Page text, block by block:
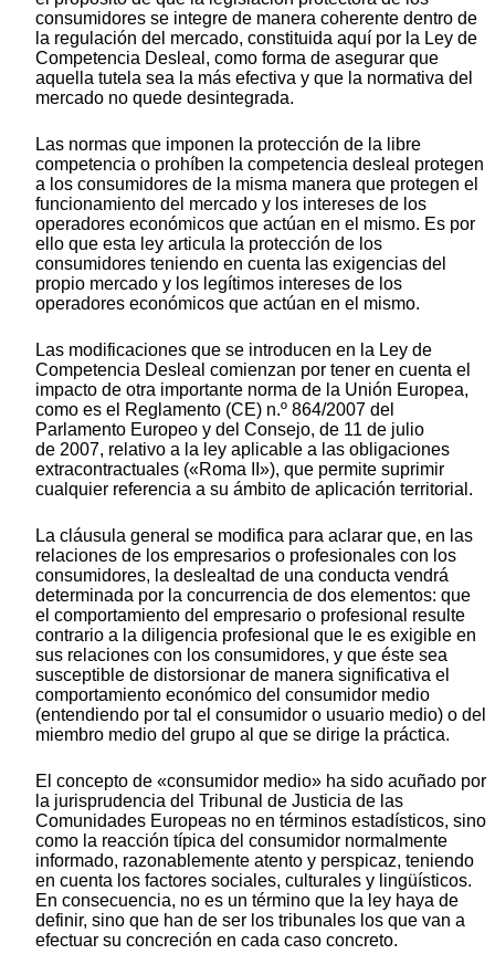
consumidores se integre de manera coherente dentro de
la regulación del mercado, constituida aquí por la Ley de
Competencia Desleal, como forma de asegurar que
aquella tutela sea la más efectiva y que la normativa del
mercado no quede desintegrada.
Las normas que imponen la protección de la libre
competencia o prohíben la competencia desleal protegen
a los consumidores de la misma manera que protegen el
funcionamiento del mercado y los intereses de los
operadores económicos que actúan en el mismo. Es por
ello que esta ley articula la protección de los
consumidores teniendo en cuenta las exigencias del
propio mercado y los legítimos intereses de los
operadores económicos que actúan en el mismo.
Las modificaciones que se introducen en la Ley de
Competencia Desleal comienzan por tener en cuenta el
impacto de otra importante norma de la Unión Europea,
como es el Reglamento (CE) n.º 864/2007 del
Parlamento Europeo y del Consejo, de 11 de julio
de 2007, relativo a la ley aplicable a las obligaciones
extracontractuales («Roma II»), que permite suprimir
cualquier referencia a su ámbito de aplicación territorial.
La cláusula general se modifica para aclarar que, en las
relaciones de los empresarios o profesionales con los
consumidores, la deslealtad de una conducta vendrá
determinada por la concurrencia de dos elementos: que
el comportamiento del empresario o profesional resulte
contrario a la diligencia profesional que le es exigible en
sus relaciones con los consumidores, y que éste sea
susceptible de distorsionar de manera significativa el
comportamiento económico del consumidor medio
(entendiendo por tal el consumidor o usuario medio) o del
miembro medio del grupo al que se dirige la práctica.
El concepto de «consumidor medio» ha sido acuñado por
la jurisprudencia del Tribunal de Justicia de las
Comunidades Europeas no en términos estadísticos, sino
como la reacción típica del consumidor normalmente
informado, razonablemente atento y perspicaz, teniendo
en cuenta los factores sociales, culturales y lingüísticos.
En consecuencia, no es un término que la ley haya de
definir, sino que han de ser los tribunales los que van a
efectuar su concreción en cada caso concreto.